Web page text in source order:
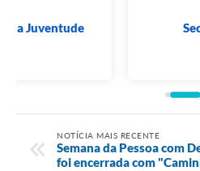
Secretaria Municipal
NOTÍCIA MAIS RECENTE
Semana da Pessoa com
foi encerrada com